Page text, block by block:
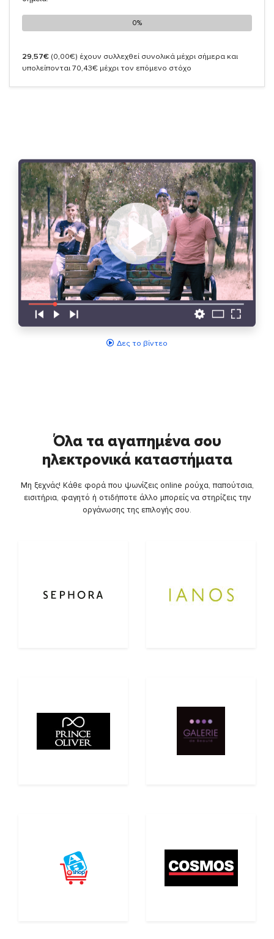
0%
0%
29,57€ (0,00€) έχουν συλλεχθεί συνολικά μέχρι σήμερα και
υπολείπονται 70,43€ μέχρι τον επόμενο στόχο
Δες το βίντεο
Όλα τα αγαπημένα σου
ηλεκτρονικά καταστήματα
Μη ξεχνάς! Κάθε φορά που ψωνίζεις online ρούχα, παπούτσια,
εισιτήρια, φαγητό ή οτιδήποτε άλλο μπορείς να στηρίζεις την
οργάνωσης της επιλογής σου.